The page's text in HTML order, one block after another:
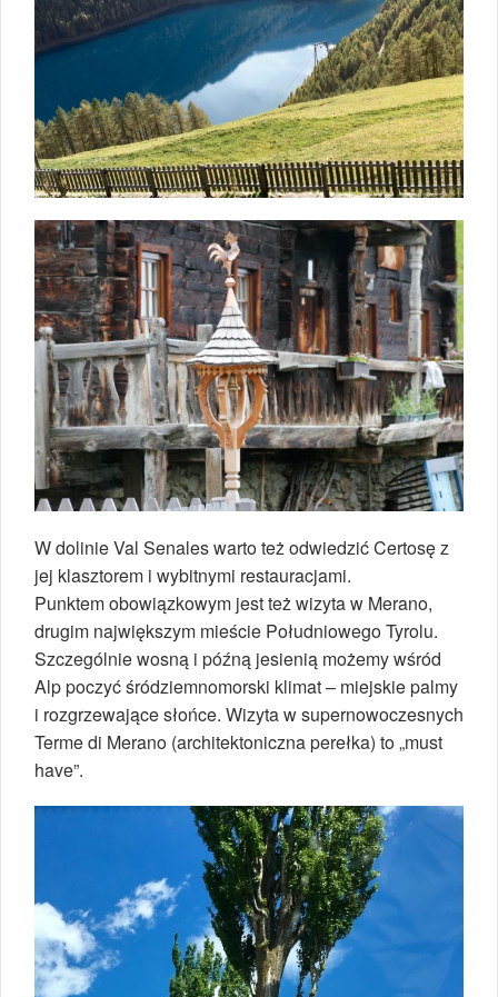
W dolinie Val Senales warto też odwiedzić Certosę z
jej klasztorem i wybitnymi restauracjami.
Punktem obowiązkowym jest też wizyta w Merano,
drugim największym mieście Południowego Tyrolu.
Szczególnie wosną i późną jesienią możemy wśród
Alp poczyć śródziemnomorski klimat – miejskie palmy
i rozgrzewające słońce. Wizyta w supernowoczesnych
Terme di Merano (architektoniczna perełka) to „must
have”.